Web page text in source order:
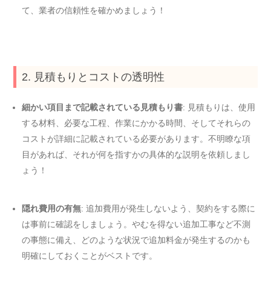
て、業者の信頼性を確かめましょう！
2. 見積もりとコストの透明性
細かい項目まで記載されている見積もり書: 見積もりは、使用
する材料、必要な工程、作業にかかる時間、そしてそれらの
コストが詳細に記載されている必要があります。不明瞭な項
目があれば、それが何を指すかの具体的な説明を依頼しまし
ょう！
隠れ費用の有無: 追加費用が発生しないよう、契約をする際に
は事前に確認をしましょう。やむを得ない追加工事など不測
の事態に備え、どのような状況で追加料金が発生するのかも
明確にしておくことがベストです。